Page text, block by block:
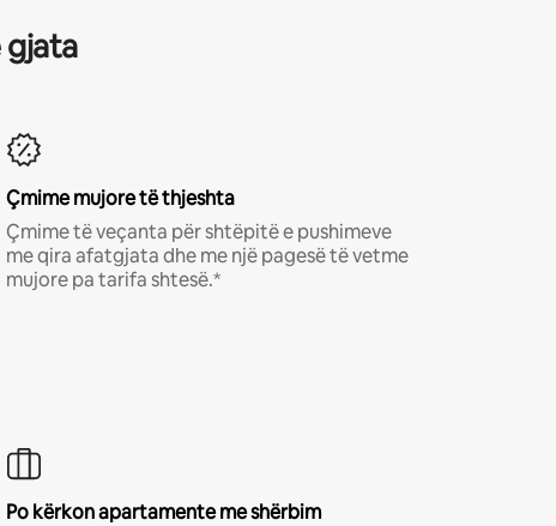
gjata
Çmime mujore të thjeshta
Çmime të veçanta për shtëpitë e pushimeve
me qira afatgjata dhe me një pagesë të vetme
mujore pa tarifa shtesë.*
Po kërkon apartamente me shërbim